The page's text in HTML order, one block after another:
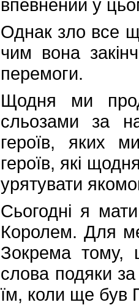
впевнений у
Однак зло все
чим вона
перемоги.
Щодня ми
сльозами за
героїв, яких
героїв, які
урятувати
Сьогодні я
Королем. Для
Зокрема тому,
слова подяки
їм, коли ще був